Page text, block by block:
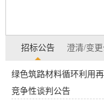
招标公告 澄清/变
绿色筑路材料循环利用
竞争性谈判公告